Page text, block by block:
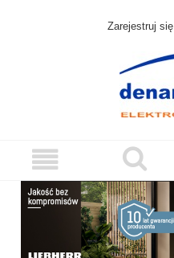
Zarejestruj się